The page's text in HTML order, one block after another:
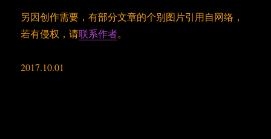
另因创作需要，有部分文章的个别图片引用自网络，
若有侵权，请联系作者。
2017.10.01